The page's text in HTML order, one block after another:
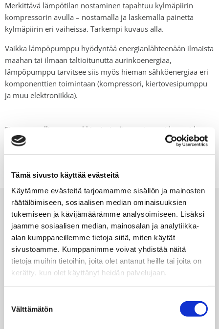
Tämä sivusto käyttää evästeitä
Käytämme evästeitä tarjoamamme sisällön ja mainosten
räätälöimiseen, sosiaalisen median ominaisuuksien
tukemiseen ja kävijämäärämme analysoimiseen. Lisäksi
jaamme sosiaalisen median, mainosalan ja analytiikka-
alan kumppaneillemme tietoja siitä, miten käytät
sivustoamme. Kumppanimme voivat yhdistää näitä
tietoja muihin tietoihin, joita olet antanut heille tai joita on
kerätty, kun olet käyttänyt heidän palvelujaan.
valinta
Välttämätön
Merkittävä lämpötilan nostaminen tapahtuu kylmäpiirin
kompressorin avulla – nostamalla ja laskemalla painetta
kylmäpiirin eri vaiheissa. Tarkempi kuvaus alla.
Vaikka lämpöpumppu hyödyntää energianlähteenään ilmaista
maahan tai ilmaan taltioitunutta aurinkoenergiaa,
lämpöpumppu tarvitsee siis myös hieman sähköenergiaa eri
komponenttien toimintaan (kompressori, kiertovesipumppu
ja muu elektroniikka).
Sinun on sallittava markkinointievästeet, jotta video voidaan
ladata ja näyttää.
Kylmäpiirin toiminta
Keruuneste* kiertää keruuputkessa ja ottaa lämpöenergiaa
kalliosta, maasta, ilmasta tai vedestä alhaisessa
lämpötilassa.
Lämmönvaihtimessa (höyrystin) haalea keruuneste kohtaa
kylmäaineen, joka kiertää lämpöpumpun
kylmäainepiirissä. Kylmäaine lämpenee muutaman asteen
ja höyrystyy.
Tämän jälkeen kompressori nostaa kaasumuotoisen
kylmäaineen painetta. Kun paine kasvaa, myös lämpötila